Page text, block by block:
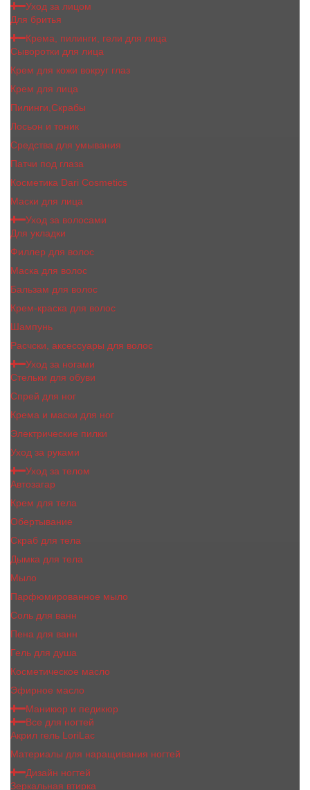
Уход за лицом
Для бритья
Крема, пилинги, гели для лица
Сыворотки для лица
Крем для кожи вокруг глаз
Крем для лица
Пилинги,Скрабы
Лосьон и тоник
Средства для умывания
Патчи под глаза
Косметика Dari Cosmetics
Маски для лица
Уход за волосами
Для укладки
Филлер для волос
Маска для волос
Бальзам для волос
Крем-краска для волос
Шампунь
Расчски, аксессуары для волос
Уход за ногами
Стельки для обуви
Спрей для ног
Крема и маски для ног
Электрические пилки
Уход за руками
Уход за телом
Автозагар
Крем для тела
Обертывание
Скраб для тела
Дымка для тела
Мыло
Парфюмированное мыло
Соль для ванн
Пена для ванн
Гель для душа
Косметическое масло
Эфирное масло
Маникюр и педикюр
Все для ногтей
Акрил гель LoriLac
Материалы для наращивания ногтей
Дизайн ногтей
Зеркальная втирка